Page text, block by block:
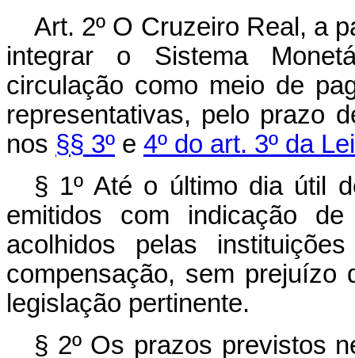
Art. 2º O Cruzeiro Real, a
integrar o Sistema
circulação como meio de
representativas, pelo prazo
nos §§ 3º e 4º do art. 3º da
§ 1º Até o último dia útil
emitidos com indicação
acolhidos pelas
compensação, sem prejuízo
legislação pertinente.
§ 2º Os prazos previstos